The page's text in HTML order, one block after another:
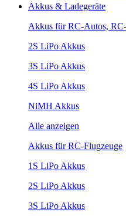
Akkus & Ladegeräte
Akkus für RC-Autos,
2S LiPo Akkus
3S LiPo Akkus
4S LiPo Akkus
NiMH Akkus
Alle anzeigen
Akkus für RC-Flugzeuge
1S LiPo Akkus
2S LiPo Akkus
3S LiPo Akkus